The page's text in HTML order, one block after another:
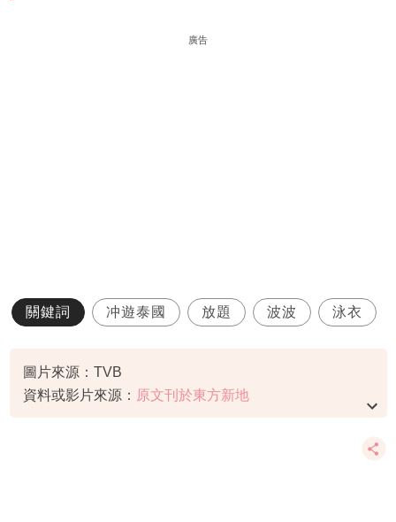
廣告
關鍵詞 冲遊泰國 放題 波波 泳衣
圖片來源：TVB
資料或影片來源： 原文刊於東方新地